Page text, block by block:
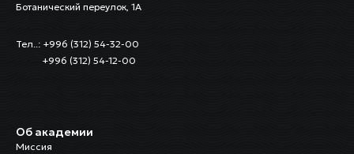
Ботанический переулок, 1А
Тел..: +996 (312) 54-32-00
+996 (312) 54-12-00
Об академии
Миссия